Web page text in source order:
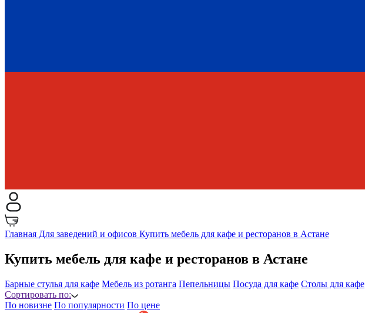
Главная Для заведений и офисов Купить мебель для кафе и ресторанов в Астане
Купить мебель для кафе и ресторанов в Астане
Барные стулья для кафе Мебель из ротанга Пепельницы Посуда для кафе Столы для кафе
Сортировать по:
По новизне По популярности По цене